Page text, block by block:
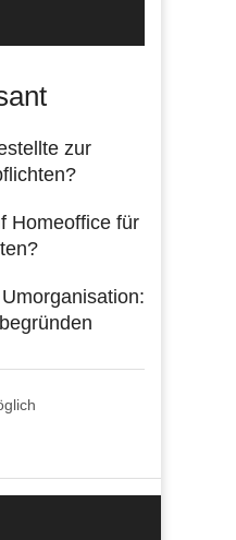
zur
Homeoffice für